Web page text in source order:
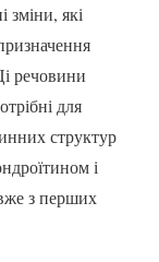
зміни, які
речовини
для
структур
і
з перших